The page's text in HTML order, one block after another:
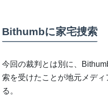
Bithumbに家宅捜索
今回の裁判とは別に、
索を受けたことが地元メデ
る。